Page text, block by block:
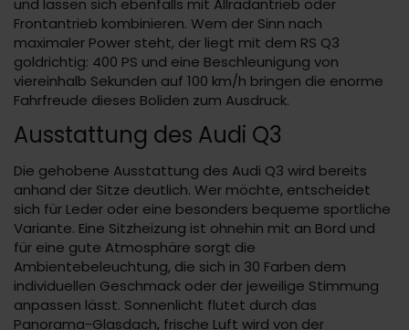
Frontantrieb kombinieren. Wem der Sinn nach
maximaler Power steht, der liegt mit dem RS Q3
goldrichtig: 400 PS und eine Beschleunigung von
viereinhalb Sekunden auf 100 km/h bringen die enorme
Fahrfreude dieses Boliden zum Ausdruck.
Ausstattung des Audi Q3
Die gehobene Ausstattung des Audi Q3 wird bereits
anhand der Sitze deutlich. Wer möchte, entscheidet
sich für Leder oder eine besonders bequeme sportliche
Variante. Eine Sitzheizung ist ohnehin mit an Bord und
für eine gute Atmosphäre sorgt die
Ambientebeleuchtung, die sich in 30 Farben dem
individuellen Geschmack oder der jeweilige Stimmung
anpassen lässt. Sonnenlicht flutet durch das
Panorama-Glasdach, frische Luft wird von der